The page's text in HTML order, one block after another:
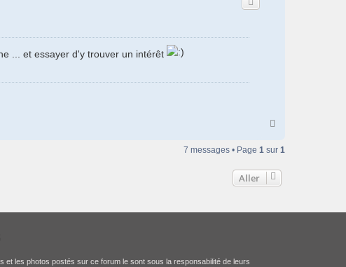
... et essayer d'y trouver un intérêt
u
t
7 messages • Page 1 sur 1
Aller
et les photos postés sur ce forum le sont sous la responsabilité de leurs